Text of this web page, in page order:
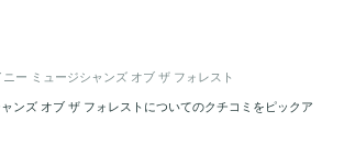
ニー ミュージシャンズ オブ ザ フォレスト
ンズ オブ ザ フォレストについてのクチコミをピックア